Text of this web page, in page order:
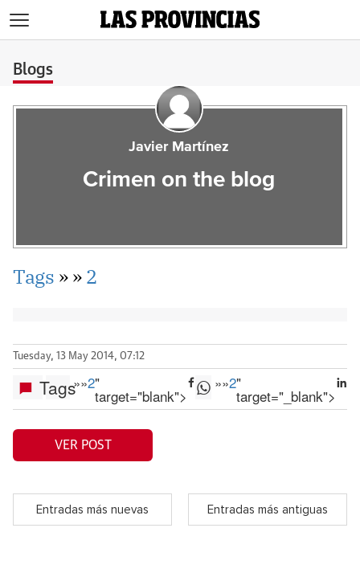
Blogs
Javier Martínez
Crimen on the blog
Tags »»2
Tuesday, 13 May 2014, 07:12
Tags»»2"
target="blank">
»»2"
target="_blank">
VER POST
Entradas más nuevas Entradas más antiguas